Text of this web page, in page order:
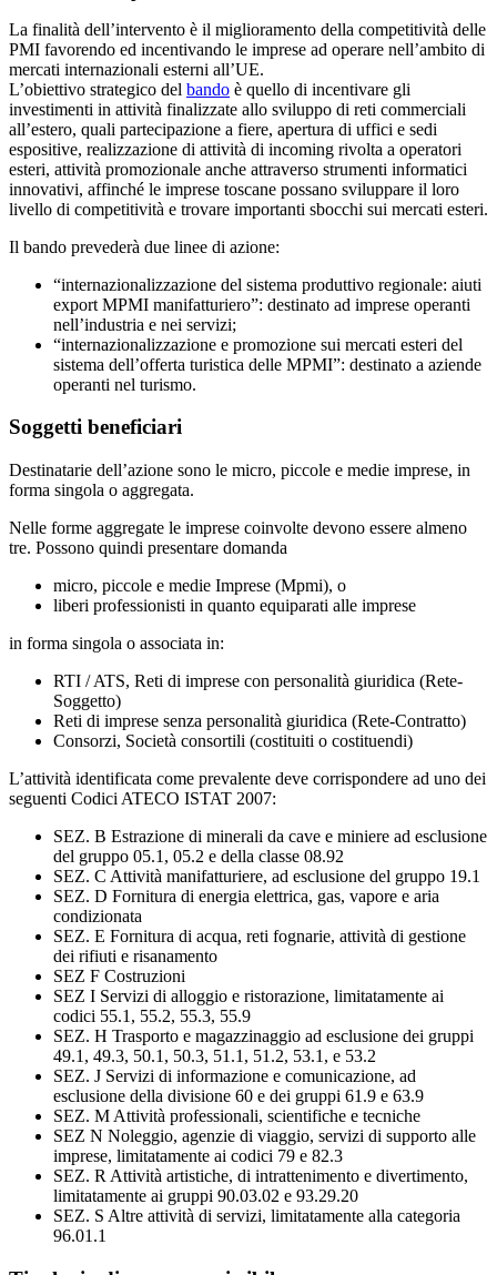
La finalità dell’intervento è il miglioramento della competitività delle
PMI favorendo ed incentivando le imprese ad operare nell’ambito di
mercati internazionali esterni all’UE.
L’obiettivo strategico del bando è quello di incentivare gli
investimenti in attività finalizzate allo sviluppo di reti commerciali
all’estero, quali partecipazione a fiere, apertura di uffici e sedi
espositive, realizzazione di attività di incoming rivolta a operatori
esteri, attività promozionale anche attraverso strumenti informatici
innovativi, affinché le imprese toscane possano sviluppare il loro
livello di competitività e trovare importanti sbocchi sui mercati esteri.
Il bando prevederà due linee di azione:
“internazionalizzazione del sistema produttivo regionale: aiuti
export MPMI manifatturiero”: destinato ad imprese operanti
nell’industria e nei servizi;
“internazionalizzazione e promozione sui mercati esteri del
sistema dell’offerta turistica delle MPMI”: destinato a aziende
operanti nel turismo.
Soggetti beneficiari
Destinatarie dell’azione sono le micro, piccole e medie imprese, in
forma singola o aggregata.
Nelle forme aggregate le imprese coinvolte devono essere almeno
tre. Possono quindi presentare domanda
micro, piccole e medie Imprese (Mpmi), o
liberi professionisti in quanto equiparati alle imprese
in forma singola o associata in:
RTI / ATS, Reti di imprese con personalità giuridica (Rete-
Soggetto)
Reti di imprese senza personalità giuridica (Rete-Contratto)
Consorzi, Società consortili (costituiti o costituendi)
L’attività identificata come prevalente deve corrispondere ad uno dei
seguenti Codici ATECO ISTAT 2007:
SEZ. B Estrazione di minerali da cave e miniere ad esclusione
del gruppo 05.1, 05.2 e della classe 08.92
SEZ. C Attività manifatturiere, ad esclusione del gruppo 19.1
SEZ. D Fornitura di energia elettrica, gas, vapore e aria
condizionata
SEZ. E Fornitura di acqua, reti fognarie, attività di gestione
dei rifiuti e risanamento
SEZ F Costruzioni
SEZ I Servizi di alloggio e ristorazione, limitatamente ai
codici 55.1, 55.2, 55.3, 55.9
SEZ. H Trasporto e magazzinaggio ad esclusione dei gruppi
49.1, 49.3, 50.1, 50.3, 51.1, 51.2, 53.1, e 53.2
SEZ. J Servizi di informazione e comunicazione, ad
esclusione della divisione 60 e dei gruppi 61.9 e 63.9
SEZ. M Attività professionali, scientifiche e tecniche
SEZ N Noleggio, agenzie di viaggio, servizi di supporto alle
imprese, limitatamente ai codici 79 e 82.3
SEZ. R Attività artistiche, di intrattenimento e divertimento,
limitatamente ai gruppi 90.03.02 e 93.29.20
SEZ. S Altre attività di servizi, limitatamente alla categoria
96.01.1